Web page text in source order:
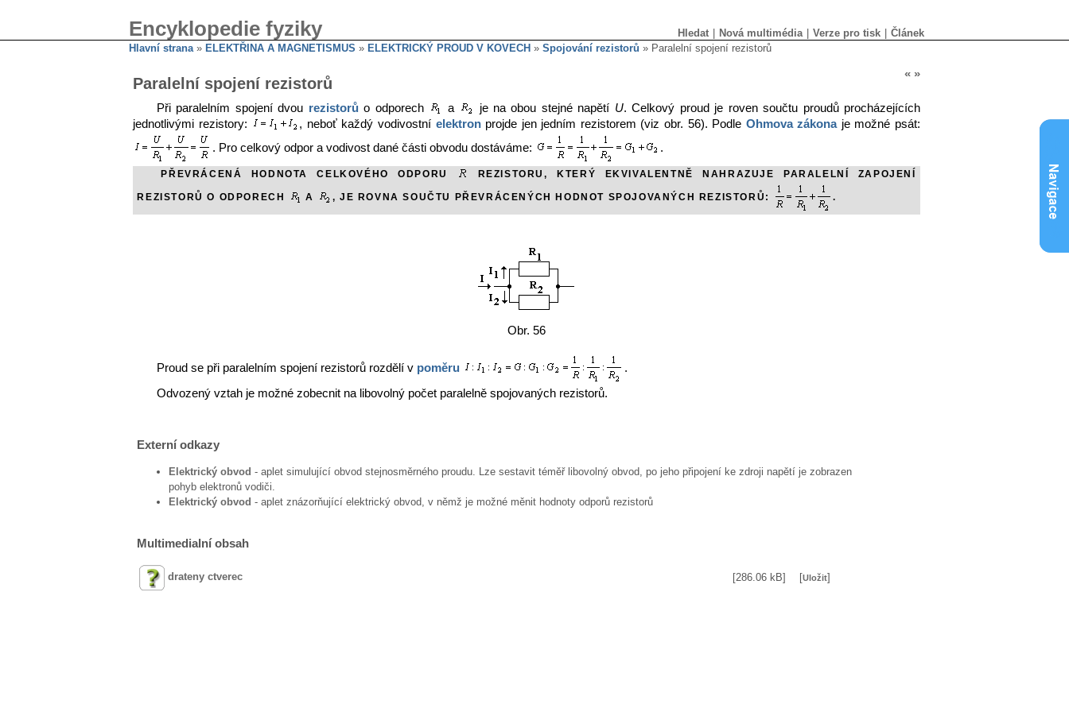
Encyklopedie fyziky Hledat Nová multimédia Verze pro tisk
Článek
Hlavní strana» ELEKTŘINA A MAGNETISMUS » ELEKTRICKÝ PROUD V KOVECH » Spojování rezistorů » Paralelní spojení rezistorů
« »
Paralelní spojení rezistorů
Při paralelním spojení dvou rezistorůo odporech a je na obou stejné napětí U. Celkový proud je roven součtu proudů procházejících
jednotlivými rezistory:
, neboť každý vodivostní elektronprojde jen jedním rezistorem (viz obr. 56). Podle Ohmova zákonaje možné psát:
. Pro celkový odpor a vodivost dané části obvodu dostáváme:
.
PŘEVRÁCENÁ HODNOTA CELKOVÉHO ODPORU REZISTORU, KTERÝ EKVIVALENTNĚ NAHRAZUJE PARALELNÍ ZAPOJENÍ
REZISTORŮ O ODPORECH A , JE ROVNA SOUČTU PŘEVRÁCENÝCH HODNOT SPOJOVANÝCH REZISTORŮ: .
Obr. 56
Proud se při paralelním spojení rezistorů rozdělí v poměru
.
Odvozený vztah je možné zobecnit na libovolný počet paralelně spojovaných rezistorů.
Externí odkazy
Elektrický obvod - aplet simulující obvod stejnosměrného proudu. Lze sestavit téměř libovolný obvod, po jeho připojení ke zdroji napětí je zobrazen
pohyb elektronů vodiči.
Elektrický obvod - aplet znázorňující elektrický obvod, v němž je možné měnit hodnoty odporů rezistorů
Multimedialní obsah
drateny ctverec [286.06 kB] [Uložit]